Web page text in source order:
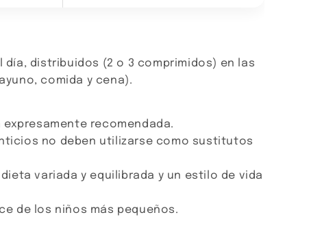
día, distribuidos (2 o 3 comprimidos) en las
comida y cena).
recomendada.
no deben utilizarse como sustitutos
variada y equilibrada y un estilo de vida
de los niños más pequeños.